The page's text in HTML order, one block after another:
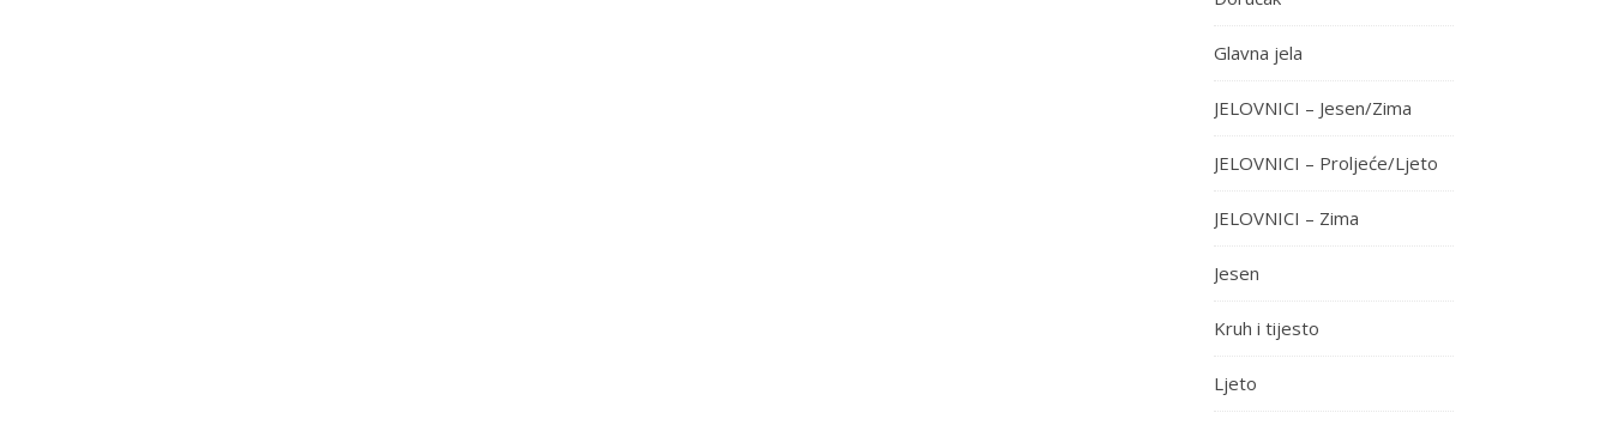
Glavna jela
JELOVNICI – Jesen/Zima
JELOVNICI – Proljeće/Ljeto
JELOVNICI – Zima
Jesen
Kruh i tijesto
Ljeto